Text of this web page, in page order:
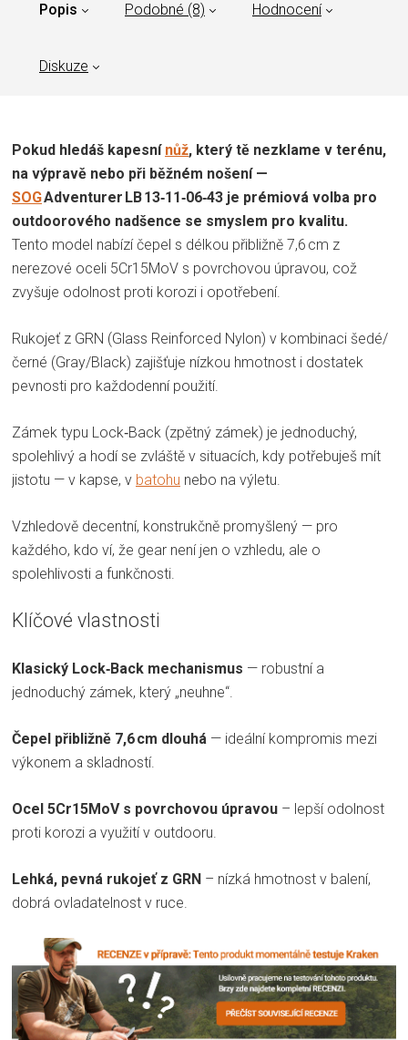
Popis Podobné (8) Hodnocení
Diskuze
Pokud hledáš kapesní nůž, který tě nezklame v terénu,
na výpravě nebo při běžném nošení —
SOGAdventurer LB 13‑11‑06‑43 je prémiová volba pro
outdoorového nadšence se smyslem pro kvalitu.
Tento model nabízí čepel s délkou přibližně 7,6 cm z
nerezové oceli 5Cr15MoV s povrchovou úpravou, což
zvyšuje odolnost proti korozi i opotřebení.
Rukojeť z GRN (Glass Reinforced Nylon) v kombinaci šedé/
černé (Gray/Black) zajišťuje nízkou hmotnost i dostatek
pevnosti pro každodenní použití.
Zámek typu Lock‑Back (zpětný zámek) je jednoduchý,
spolehlivý a hodí se zvláště v situacích, kdy potřebuješ mít
jistotu — v kapse, v batohu nebo na výletu.
Vzhledově decentní, konstrukčně promyšlený — pro
každého, kdo ví, že gear není jen o vzhledu, ale o
spolehlivosti a funkčnosti.
Klíčové vlastnosti
Klasický Lock‑Back mechanismus — robustní a
jednoduchý zámek, který „neuhne“.
Čepel přibližně 7,6 cm dlouhá — ideální kompromis mezi
výkonem a skladností.
Ocel 5Cr15MoV s povrchovou úpravou – lepší odolnost
proti korozi a využití v outdooru.
Lehká, pevná rukojeť z GRN – nízká hmotnost v balení,
dobrá ovladatelnost v ruce.